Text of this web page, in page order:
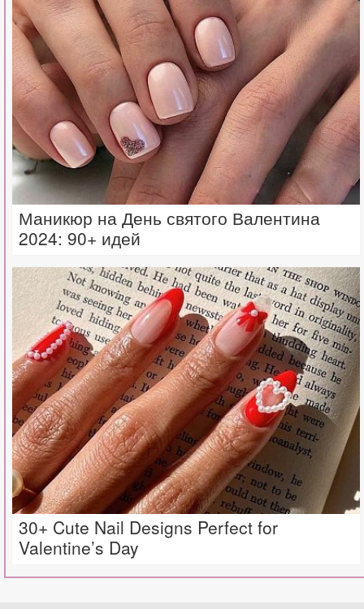
Маникюр на День святого Валентина
2024: 90+ идей
30+ Cute Nail Designs Perfect for
Valentine’s Day